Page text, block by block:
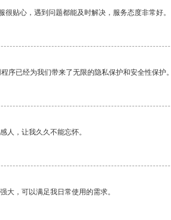
很贴心，遇到问题都能及时解决，服务态度非常好。
序已经为我们带来了无限的隐私保护和安全性保护
人，让我久久不能忘怀。
大，可以满足我日常使用的需求。